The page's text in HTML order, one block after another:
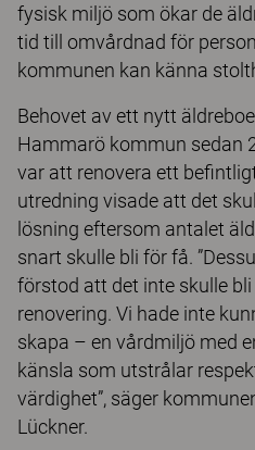
fysisk miljö som ökar de
tid till omvårdnad för
kommunen kan känna
Behovet av ett nytt
Hammarö kommun sedan
var att renovera ett
utredning visade att det
lösning eftersom antalet
snart skulle bli för få.
förstod att det inte skulle
renovering. Vi hade inte
skapa – en vårdmiljö med
känsla som utstrålar
värdighet”, säger
Lückner.